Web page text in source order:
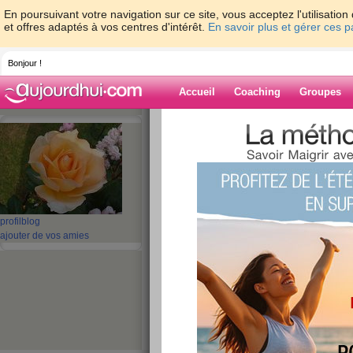
En poursuivant votre navigation sur ce site, vous acceptez
et offres adaptés à vos centres d'intérêt. En savoir plus et gérer ces
Bonjour !
Accueil Coaching Groupes
profil blog
ajouter de vos amies
>
> Bonne
du monde à mes amies
Blog de faf51
Bonne Année,
le bonheur du
amies
publié le 31/12/2009 à 18:09